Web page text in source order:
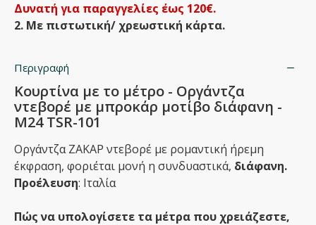
Δυνατή για παραγγελίες έως 120€.
2. Με πιστωτική/ χρεωστική κάρτα.
Περιγραφή
Κουρτίνα με το μέτρο - Oργάντζα
ντεβορέ με μπροκάρ μοτίβο διάφανη -
Μ24 TSR-101
Οργάντζα ΖΑΚΑΡ ντεβορέ με ρομαντική ήρεμη
έκφραση, φοριέται μονή η συνδυαστικά, διάφανη.
Προέλευση: Ιταλία
Πώς να υπολογίσετε τα μέτρα που χρειάζεστε,